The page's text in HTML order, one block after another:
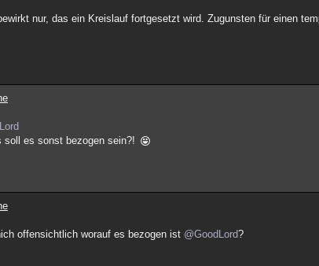
nur, das ein Kreislauf fortgesetzt wird. Zugunsten für einen
soll es sonst bezogen sein?!
offensichtlich worauf es bezogen ist @GoodLord?